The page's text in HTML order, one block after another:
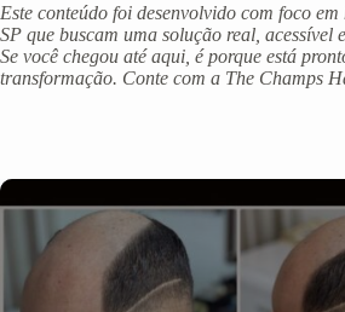
Este conteúdo foi desenvolvido com foco
SP que buscam uma solução real, acessível
Se você chegou até aqui, é porque está
transformação. Conte com a The Champs